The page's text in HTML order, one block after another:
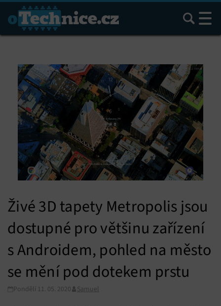
Hledat
Živé 3D tapety Metropolis jsou
dostupné pro většinu zařízení
s Androidem, pohled na město
se mění pod dotekem prstu
Pondělí 11. 05. 2020 Samuel